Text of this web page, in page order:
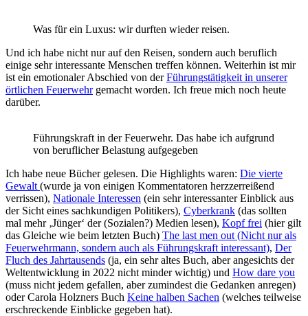
Was für ein Luxus: wir durften wieder reisen.
Und ich habe nicht nur auf den Reisen, sondern auch beruflich
einige sehr interessante Menschen treffen können. Weiterhin ist mir
ist ein emotionaler Abschied von derFührungstätigkeit in unserer
örtlichen Feuerwehrgemacht worden. Ich freue mich noch heute
darüber.
Führungskraft in der Feuerwehr. Das habe ich aufgrund
von beruflicher Belastung aufgegeben
Ich habe neue Bücher gelesen. Die Highlights waren: Die vierte
Gewalt (wurde ja von einigen Kommentatoren herzzerreißend
verrissen), Nationale Interessen (ein sehr interessanter Einblick aus
der Sicht eines sachkundigen Politikers), Cyberkrank (das sollten
mal mehr ‚Jünger‘ der (Sozialen?) Medien lesen), Kopf frei (hier gilt
das Gleiche wie beim letzten Buch) The last men out (Nicht nur als
Feuerwehrmann, sondern auch als Führungskraft interessant), Der
Fluch des Jahrtausends (ja, ein sehr altes Buch, aber angesichts der
Weltentwicklung in 2022 nicht minder wichtig) und How dare you
(muss nicht jedem gefallen, aber zumindest die Gedanken anregen)
oder Carola Holzners Buch Keine halben Sachen (welches teilweise
erschreckende Einblicke gegeben hat).